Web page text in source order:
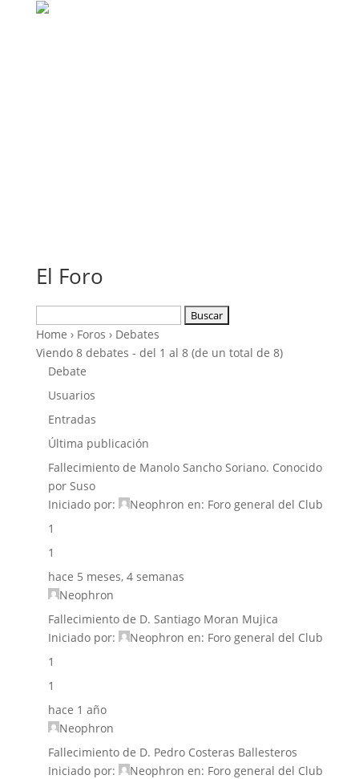
El Foro
Home › Foros › Debates
Viendo 8 debates - del 1 al 8 (de un total de 8)
Debate
Usuarios
Entradas
Última publicación
Fallecimiento de Manolo Sancho Soriano. Conocido
por Suso
Iniciado por:
Neophron en: Foro general del Club
1
1
hace 5 meses, 4 semanas
Neophron
Fallecimiento de D. Santiago Moran Mujica
Iniciado por:
Neophron en: Foro general del Club
1
1
hace 1 año
Neophron
Fallecimiento de D. Pedro Costeras Ballesteros
Iniciado por:
Neophron en: Foro general del Club